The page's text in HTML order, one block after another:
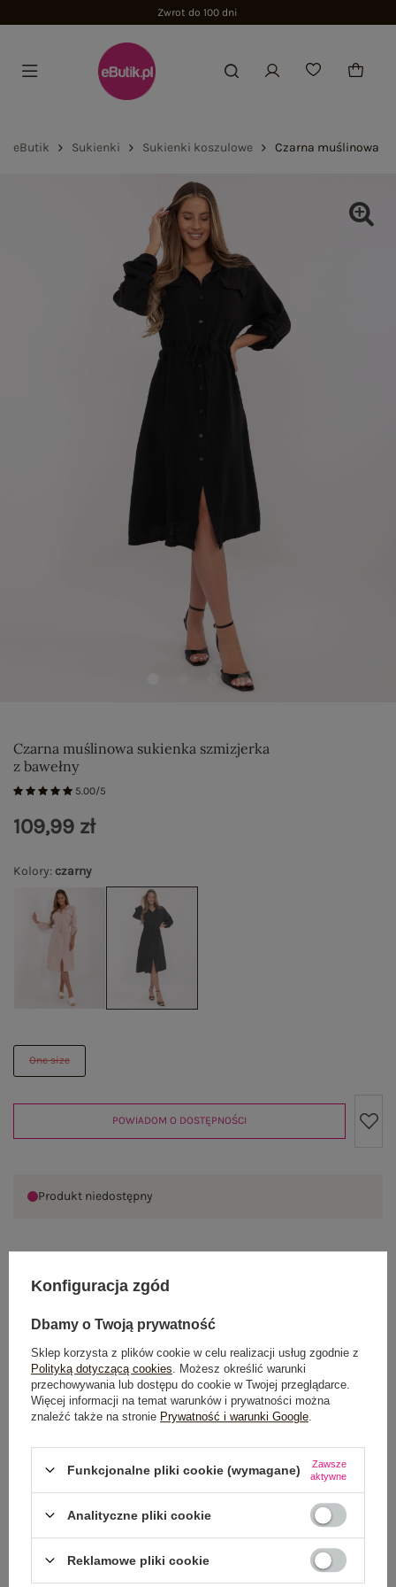
Zwrot do 100 dni
eButik Sukienki Sukienki koszulowe Czarna muślinowa
Czarna muślinowa sukienka szmizjerka
z bawełny
5.00/5
Kolory: czarny
One size
109,99 zł
POWIADOM O DOSTĘPNOŚCI
Produkt niedostępny
GŁÓWNE PARAMETRY
OPINIE O PRODUKCIE (3)
WYSYŁKA I DOSTAWA
Konfiguracja zgód
Dbamy o Twoją prywatność
Sklep korzysta z plików cookie w celu realizacji usług zgodnie z
Polityką dotyczącą cookies . Możesz określić warunki
przechowywania lub dostępu do cookie w Twojej przeglądarce.
Więcej informacji na temat warunków i prywatności można
znaleźć także na stronie Prywatność i warunki Google
Funkcjonalne pliki cookie (wymagane)
Zawsze
aktywne
Analityczne pliki cookie
Reklamowe pliki cookie